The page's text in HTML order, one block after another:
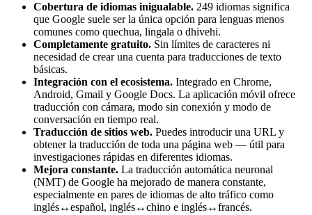
Cobertura de idiomas inigualable. 249 idiomas significa
que Google suele ser la única opción para lenguas menos
comunes como quechua, lingala o dhivehi.
Completamente gratuito. Sin límites de caracteres ni
necesidad de crear una cuenta para traducciones de texto
básicas.
Integración con el ecosistema. Integrado en Chrome,
Android, Gmail y Google Docs. La aplicación móvil ofrece
traducción con cámara, modo sin conexión y modo de
conversación en tiempo real.
Traducción de sitios web. Puedes introducir una URL y
obtener la traducción de toda una página web — útil para
investigaciones rápidas en diferentes idiomas.
Mejora constante. La traducción automática neuronal
(NMT) de Google ha mejorado de manera constante,
especialmente en pares de idiomas de alto tráfico como
inglés↔español, inglés↔chino e inglés↔francés.